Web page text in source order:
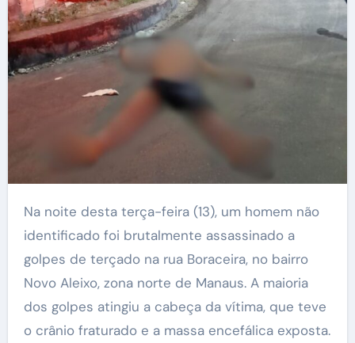
Na noite desta terça-feira (13), um homem não
identificado foi brutalmente assassinado a
golpes de terçado na rua Boraceira, no bairro
Novo Aleixo, zona norte de Manaus. A maioria
dos golpes atingiu a cabeça da vítima, que teve
o crânio fraturado e a massa encefálica exposta.